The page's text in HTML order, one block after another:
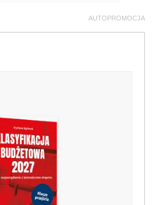
AUTOPROMOCJA